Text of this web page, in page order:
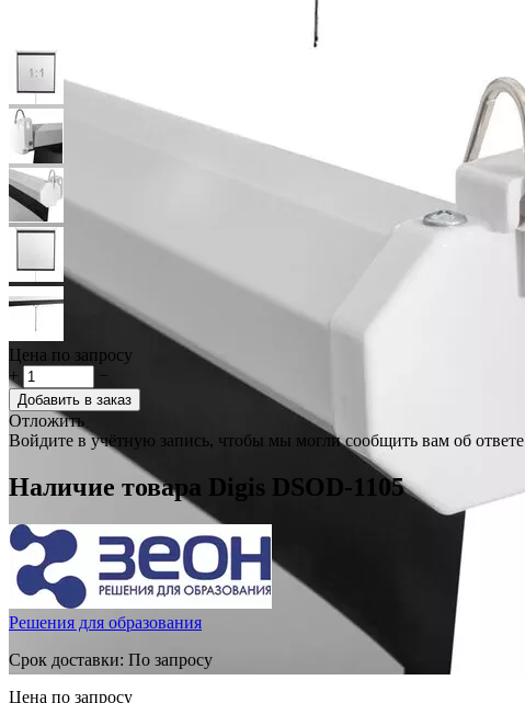
Цена по запросу
+
−
Добавить в заказ
Отложить
Войдите в учётную запись, чтобы мы могли сообщить вам об ответе
Наличие товара Digis DSOD-1105
Решения для образования
Срок доставки: По запросу
Цена по запросу